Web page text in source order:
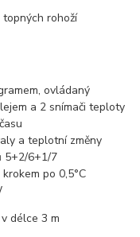
rohoží
ovládaný
a 2 snímači teploty
a teplotní změny
5+2/6+1/7
po 0,5°C
délce 3 m